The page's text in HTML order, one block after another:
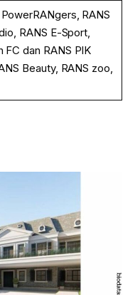
RANS
RANS E-Sport,
FC dan RANS PIK
Beauty, RANS zoo,